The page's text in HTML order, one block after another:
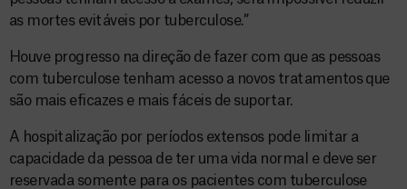
as mortes evitáveis por tuberculose.”
Houve progresso na direção de fazer com que as pessoas
com tuberculose tenham acesso a novos tratamentos que
são mais eficazes e mais fáceis de suportar.
A hospitalização por períodos extensos pode limitar a
capacidade da pessoa de ter uma vida normal e deve ser
reservada somente para os pacientes com tuberculose